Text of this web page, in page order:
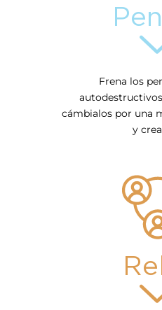
Frena los
cámbialos por una
y